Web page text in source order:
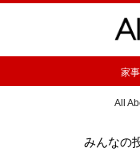
家
All
みんなの